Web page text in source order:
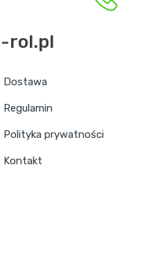
rol.pl
Dostawa
Regulamin
Polityka prywatności
Kontakt